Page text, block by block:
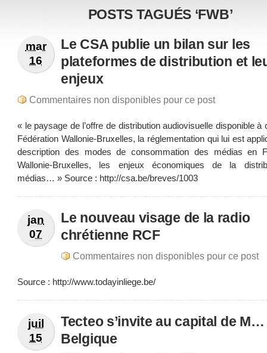
POSTS TAGUÉS ‘FWB’
mar
16
Le CSA publie un bilan sur les
plateformes de distribution et
enjeux
Commentaires non disponibles pour ce post
« le paysage de l’offre de distribution audiovisuelle disponible à
Fédération Wallonie-Bruxelles, la réglementation qui lui est
description des modes de consommation des médias en
Wallonie-Bruxelles, les enjeux économiques de la
médias… » Source : http://csa.be/breves/1003
jan
07
Le nouveau visage de la radio
chrétienne RCF
Commentaires non disponibles pour ce post
Source : http://www.todayinliege.be/
juil
15
Tecteo s’invite au capital de M…
Belgique